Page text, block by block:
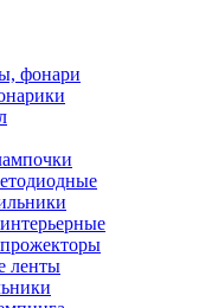
фонари
ленты